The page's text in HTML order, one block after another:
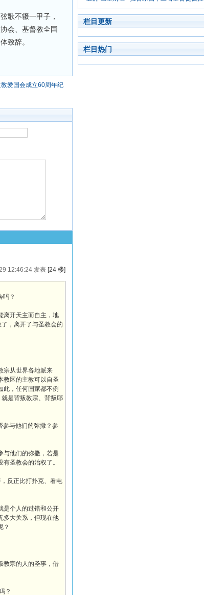
歌不辍一甲子，
会、基督教全国
致辞。
爱国会成立60周年纪
12:46:24 发表[24 楼]
吗？
离开天主而自主，地
，离开了与圣教会的
宗从世界各地派来
教区的主教可以自圣
此，任何国家都不例
是背叛教宗、背叛耶
参与他们的弥撒？参
与他们的弥撒，若是
圣教会的治权了。
反正比打扑克、看电
是个人的过错和公开
多大关系，但现在他
？
教宗的人的圣事，借
？
栏目更新
栏目热门